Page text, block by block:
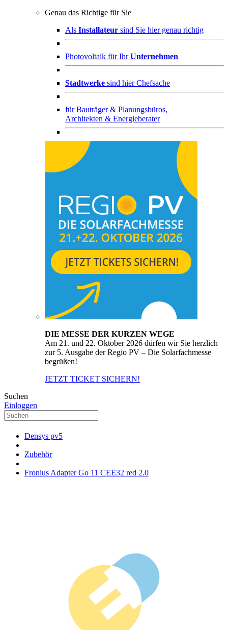
Genau das Richtige für Sie
Als Installateur sind Sie hier genau richtig
Photovoltaik für IhrUnternehmen
Stadtwerke sind hier Chefsache
fürBauträger & Planungsbüros,
Architekten & Energieberater
DIE MESSE DER KURZEN WEGE
Am 21. und 22. Oktober 2026 dürfen wir Sie herzlich
zur 5. Ausgabe der Regio PV – Die Solarfachmesse
begrüßen!
JETZT TICKET SICHERN!
Suchen
Einloggen
Densys pv5
Zubehör
Fronius Adapter Go 11 CEE32 red 2.0